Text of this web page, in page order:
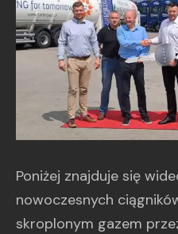
Poniżej znajduje się
nowoczesnych
skroplonym gazem